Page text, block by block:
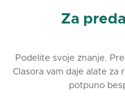
Za
Podelite svoje znanje.
Clasora vam daje alate za
potpuno